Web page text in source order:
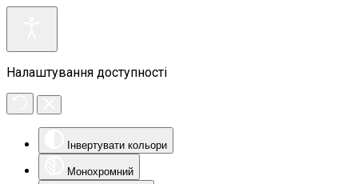
Налаштування доступності
Інвертувати кольори
Монохромний